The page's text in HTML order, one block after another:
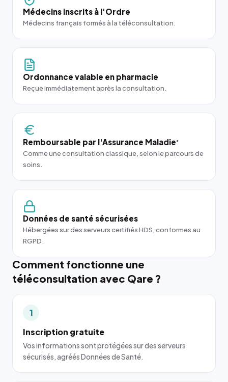
Médecins inscrits à l'Ordre
Médecins français formés à la téléconsultation.
Ordonnance valable en pharmacie
Reçue immédiatement après la consultation.
Remboursable par l'Assurance Maladie*
Comme une consultation classique, selon le parcours de
soins.
Données de santé sécurisées
Hébergées sur des serveurs certifiés HDS, conformes au
RGPD.
Comment fonctionne une
téléconsultation avec Qare ?
1
Inscription gratuite
Vos informations sont protégées sur des serveurs
sécurisés, agréés Données de Santé.